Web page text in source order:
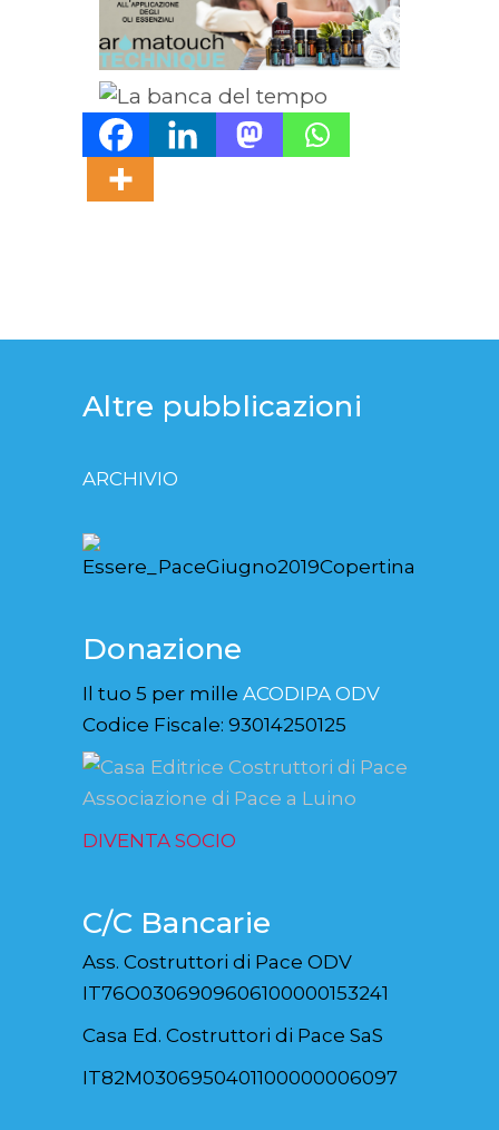
Altre pubblicazioni
ARCHIVIO
Donazione
Il tuo 5 per mille ACODIPA ODV
Codice Fiscale: 93014250125
DIVENTA SOCIO
C/C Bancarie
Ass. Costruttori di Pace ODV
IT76O0306909606100000153241
Casa Ed. Costruttori di Pace SaS
IT82M0306950401100000006097